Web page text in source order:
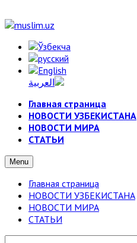
Главная страница
НОВОСТИ УЗБЕКИСТАНА
НОВОСТИ МИРА
СТАТЬИ
Menu
Главная страница
НОВОСТИ УЗБЕКИСТАНА
НОВОСТИ МИРА
СТАТЬИ